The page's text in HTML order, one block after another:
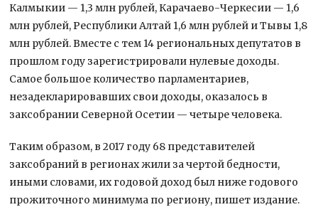
Калмыкии — 1,3 млн рублей, Карачаево-Черкесии — 1,6
млн рублей, Республики Алтай 1,6 млн рублей и Тывы 1,8
млн рублей. Вместе с тем 14 региональных депутатов в
прошлом году зарегистрировали нулевые доходы.
Самое большое количество парламентариев,
незадекларировавших свои доходы, оказалось в
заксобрании Северной Осетии — четыре человека.
Таким образом, в 2017 году 68 представителей
заксобраний в регионах жили за чертой бедности,
иными словами, их годовой доход был ниже годового
прожиточного минимума по региону, пишет издание.